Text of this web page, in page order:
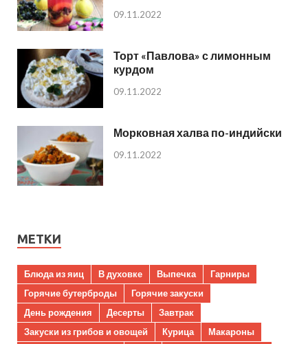
09.11.2022
Торт «Павлова» с лимонным
курдом
09.11.2022
Морковная халва по-индийски
09.11.2022
МЕТКИ
Блюда из яиц В духовке Выпечка
Гарниры
Горячие бутерброды
Горячие закуски
День рождения
Десерты
Завтрак
Закуски из грибов и овощей
Курица
Макароны